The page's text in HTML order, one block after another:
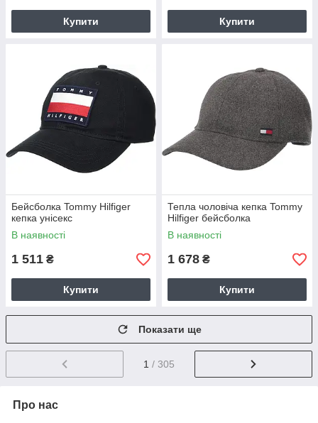
Купити Купити
Бейсболка Tommy Hilfiger
кепка унісекс
В наявності
1 511 ₴
Купити
Тепла чоловіча кепка Tommy
Hilfiger бейсболка
В наявності
1 678 ₴
Купити
Показати ще
1 / 305
Про нас